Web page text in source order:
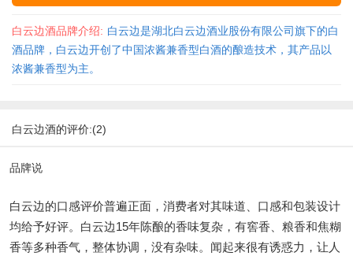
白云边酒品牌介绍: 白云边是湖北白云边酒业股份有限公司旗下的白
酒品牌，白云边开创了中国浓酱兼香型白酒的酿造技术，其产品以
浓酱兼香型为主。
白云边酒的评价:(2)
品牌说
白云边的口感评价普遍正面，消费者对其味道、口感和包装设计
均给予好评。白云边15年陈酿的香味复杂，有窖香、粮香和焦糊
香等多种香气，整体协调，没有杂味。闻起来很有诱惑力，让人